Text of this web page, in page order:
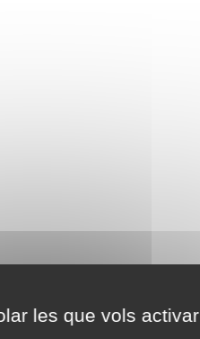
les que vols activar